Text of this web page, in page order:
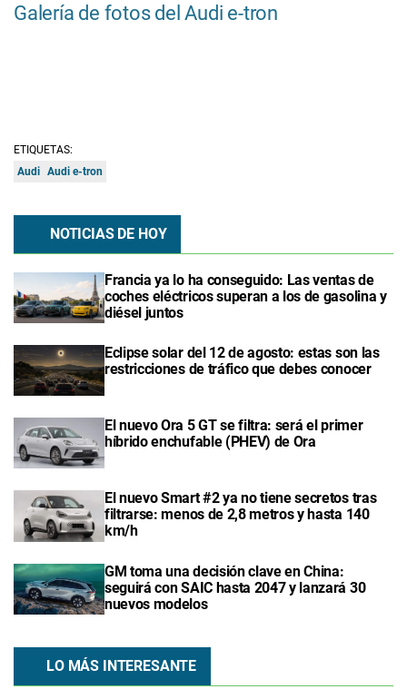
Galería de fotos del Audi e-tron
ETIQUETAS:
Audi Audi e-tron
NOTICIAS DE HOY
Francia ya lo ha conseguido: Las ventas de
coches eléctricos superan a los de gasolina y
diésel juntos
Eclipse solar del 12 de agosto: estas son las
restricciones de tráfico que debes conocer
El nuevo Ora 5 GT se filtra: será el primer
híbrido enchufable (PHEV) de Ora
El nuevo Smart #2 ya no tiene secretos tras
filtrarse: menos de 2,8 metros y hasta 140
km/h
GM toma una decisión clave en China:
seguirá con SAIC hasta 2047 y lanzará 30
nuevos modelos
LO MÁS INTERESANTE